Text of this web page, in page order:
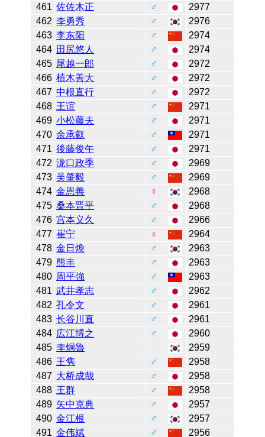
461 佐佐木正 ♂
2977
462 李勇秀 ♂
2976
463 李东阳 ♂
2974
464 田尻悠人 ♂
2974
465 尾越一郎 ♂
2972
466 植木善大 ♂
2972
467 中根直行 ♂
2972
468 王谊 ♂
2971
469 小松藤夫 ♂
2971
470 余承叡 ♂
2971
471 後藤俊午 ♂
2971
472 泷口政季 ♂
2969
473 吴肇毅 ♂
2969
474 金恩善 ♀
2968
475 桑本晋平 ♂
2968
476 宫本义久 ♂
2966
477 崔宁 ♀
2964
478 金日煥 ♂
2963
479 熊丰 ♂
2963
480 周平強 ♂
2963
481 武井孝志 ♂
2962
482 孔令文 ♂
2961
483 长谷川直 ♂
2961
484 広江博之 ♂
2960
485 李炯魯
2959
486 王隽 ♂
2958
487 大桥成哉 ♂
2958
488 王群 ♂
2958
489 矢中克典 ♂
2957
490 金江根 ♂
2957
491 金伟斌 ♂
2956